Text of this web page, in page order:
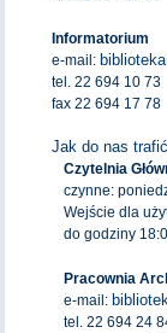
Informatorium
e-mail:
tel. 22 694 10 73
fax 22 694 17 78
Jak do nas
Czytelnia
czynne:
Wejście dla
do godziny
Pracownia
e-mail:
tel. 22 694 24